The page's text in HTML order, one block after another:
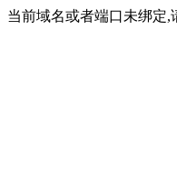
当前域名或者端口未绑定